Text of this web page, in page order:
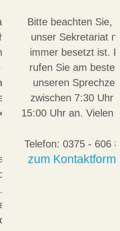
der
oder
ist
Bitte beachten Sie,
unser Sekretariat
immer besetzt ist.
rufen Sie am
unseren
zwischen 7:30 Uhr
15:00 Uhr an. Vielen
Telefon: 0375 - 606
zum